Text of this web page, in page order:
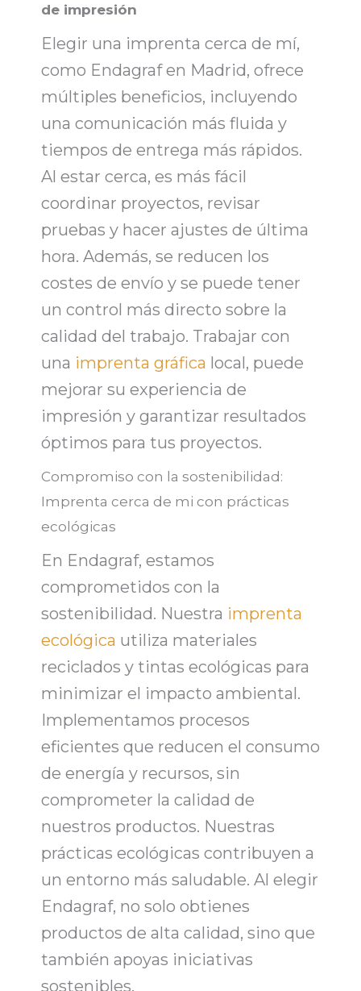
de impresión
Elegir una imprenta cerca de mí,
como Endagrafen Madrid, ofrece
múltiples beneficios, incluyendo
una comunicación más fluida y
tiempos de entrega más rápidos.
Al estar cerca, es más fácil
coordinar proyectos, revisar
pruebas y hacer ajustes de última
hora. Además, se reducen los
costes de envío y se puede tener
un control más directo sobre la
calidad del trabajo. Trabajar con
una imprenta gráfica local, puede
mejorar su experiencia de
impresión y garantizar resultados
óptimos para tus proyectos.
Compromiso con la sostenibilidad:
Imprenta cerca de mi con prácticas
ecológicas
En Endagraf, estamos
comprometidos con la
sostenibilidad. Nuestra imprenta
ecológica utiliza materiales
reciclados y tintas ecológicas para
minimizar el impacto ambiental.
Implementamos procesos
eficientes que reducen el consumo
de energía y recursos, sin
comprometer la calidad de
nuestros productos. Nuestras
prácticas ecológicas contribuyen a
un entorno más saludable. Al elegir
Endagraf, no solo obtienes
productos de alta calidad, sino que
también apoyas iniciativas
sostenibles.